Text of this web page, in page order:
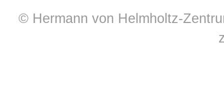
© Hermann von Helmholtz-